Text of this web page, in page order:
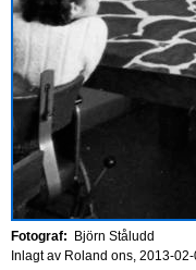
Fotograf:
Björn Ståludd
Inlagt av Roland ons, 2013-